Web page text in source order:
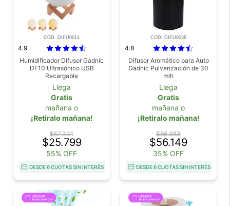
COD. DIFU0014
4.9
Humidificador Difusor Gadnic
DF10 Ultrasónico USB
Recargable
Llega
Gratis
mañana o
¡Retiralo mañana!
$57.331
$25.799
55% OFF
DESDE 6 CUOTAS SIN INTERÉS
COD. DIFU0036
4.8
Difusor Aromático para Auto
Gadnic Pulverización de 30
mlh
Llega
Gratis
mañana o
¡Retiralo mañana!
$86.383
$56.149
35% OFF
DESDE 6 CUOTAS SIN INTERÉS